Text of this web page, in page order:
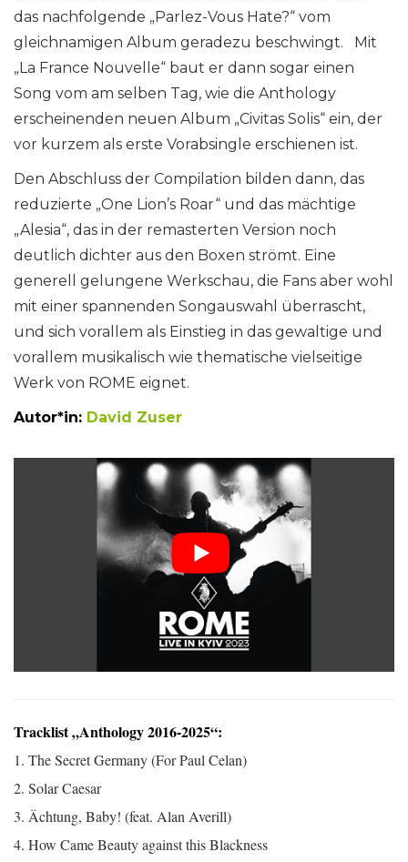
das nachfolgende „Parlez-Vous Hate?“ vom
gleichnamigen Album geradezu beschwingt. Mit
„La France Nouvelle“ baut er dann sogar einen
Song vom am selben Tag, wie die Anthology
erscheinenden neuen Album „Civitas Solis“ ein, der
vor kurzem als erste Vorabsingle erschienen ist.
Den Abschluss der Compilation bilden dann, das
reduzierte „One Lion’s Roar“ und das mächtige
„Alesia“, das in der remasterten Version noch
deutlich dichter aus den Boxen strömt. Eine
generell gelungene Werkschau, die Fans aber wohl
mit einer spannenden Songauswahl überrascht,
und sich vorallem als Einstieg in das gewaltige und
vorallem musikalisch wie thematische vielseitige
Werk von ROME eignet.
Autor*in: David Zuser
Tracklist „Anthology 2016-2025“:
1. The Secret Germany (For Paul Celan)
2. Solar Caesar
3. Ächtung, Baby! (feat. Alan Averill)
4. How Came Beauty against this Blackness